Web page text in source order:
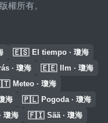
權所有。
🇪🇸 El tiempo · 瓊海
· 瓊海 🇪🇪 Ilm · 瓊海
Meteo · 瓊海
海 🇵🇱 Pogoda · 瓊海
瓊海 🇫🇮 Sää · 瓊海